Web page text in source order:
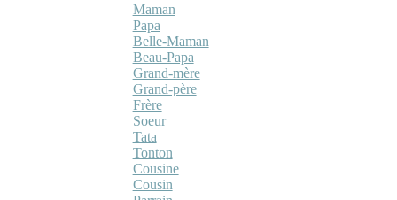
Maman
Papa
Belle-Maman
Beau-Papa
Grand-mère
Grand-père
Frère
Soeur
Tata
Tonton
Cousine
Cousin